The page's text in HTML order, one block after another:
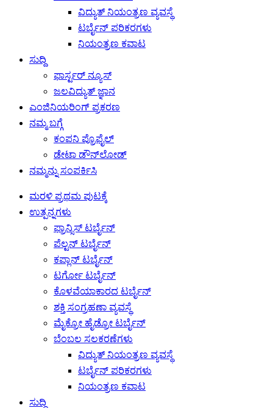
ವಿದ್ಯುತ್ ನಿಯಂತ್ರಣ ವ್ಯವಸ್ಥೆ
ಟರ್ಬೈನ್ ಪರಿಕರಗಳು
ನಿಯಂತ್ರಣ ಕವಾಟ
ಸುದ್ದಿ
ಫಾರ್ಸ್ಟರ್ ನ್ಯೂಸ್
ಜಲವಿದ್ಯುತ್ ಜ್ಞಾನ
ಎಂಜಿನಿಯರಿಂಗ್ ಪ್ರಕರಣ
ನಮ್ಮ ಬಗ್ಗೆ
ಕಂಪನಿ ಪ್ರೊಫೈಲ್
ಡೇಟಾ ಡೌನ್‌ಲೋಡ್
ನಮ್ಮನ್ನು ಸಂಪರ್ಕಿಸಿ
ಮರಳಿ ಪ್ರಥಮ ಪುಟಕ್ಕೆ
ಉತ್ಪನ್ನಗಳು
ಫ್ರಾನ್ಸಿಸ್ ಟರ್ಬೈನ್
ಪೆಲ್ಟನ್ ಟರ್ಬೈನ್
ಕಪ್ಲಾನ್ ಟರ್ಬೈನ್
ಟರ್ಗೋ ಟರ್ಬೈನ್
ಕೊಳವೆಯಾಕಾರದ ಟರ್ಬೈನ್
ಶಕ್ತಿ ಸಂಗ್ರಹಣಾ ವ್ಯವಸ್ಥೆ
ಮೈಕ್ರೋ ಹೈಡ್ರೋ ಟರ್ಬೈನ್
ಬೆಂಬಲ ಸಲಕರಣೆಗಳು
ವಿದ್ಯುತ್ ನಿಯಂತ್ರಣ ವ್ಯವಸ್ಥೆ
ಟರ್ಬೈನ್ ಪರಿಕರಗಳು
ನಿಯಂತ್ರಣ ಕವಾಟ
ಸುದ್ದಿ